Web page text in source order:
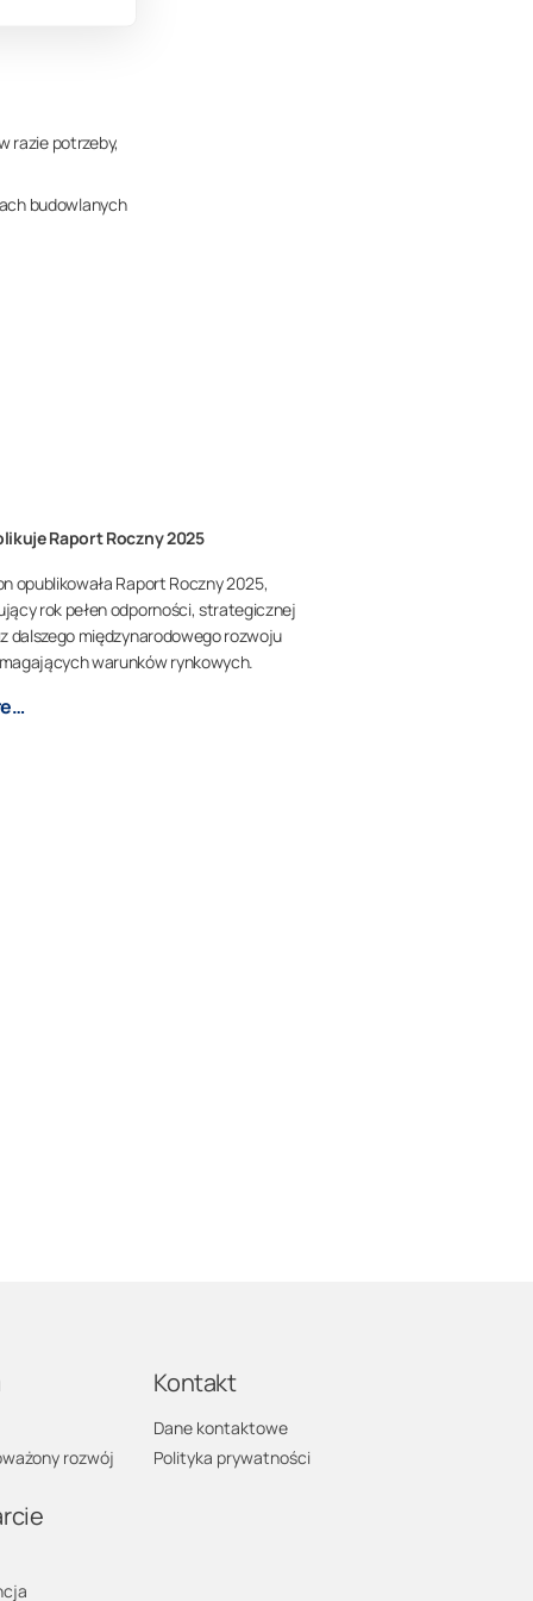
razie potrzeby,
budowlanych
Raport Roczny 2025
opublikowała Raport Roczny 2025,
rok pełen odporności, strategicznej
dalszego międzynarodowego rozwoju
warunków rynkowych.
rozwój
Kontakt
Dane kontaktowe
Polityka prywatności